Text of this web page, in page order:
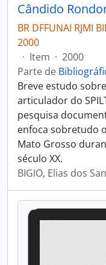
BR DFFUNAI RJMI
2000
· Item · 2000
Parte de
Breve estudo
articulador do
pesquisa
enfoca sobretudo
Mato Grosso
século XX.
BIGIO, Elias dos